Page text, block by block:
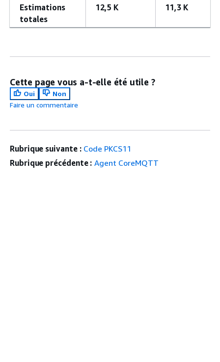
Estimations
totales
12,5 K 11,3 K
Cette page vous a-t-elle été utile ?
Oui
Non
Faire un commentaire
Rubrique suivante : Code PKCS11
Rubrique précédente : Agent CoreMQTT